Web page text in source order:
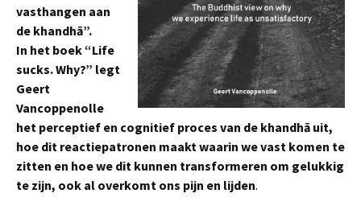
vasthangen aan
de khandhā”.
In het boek “Life
sucks. Why?” legt
Geert
Vancoppenolle
het perceptief en cognitief proces van de khandhā uit,
hoe dit reactiepatronen maakt waarin we vast komen te
zitten en hoe we dit kunnen transformeren om gelukkig
te zijn, ook al overkomt ons pijn en lijden.